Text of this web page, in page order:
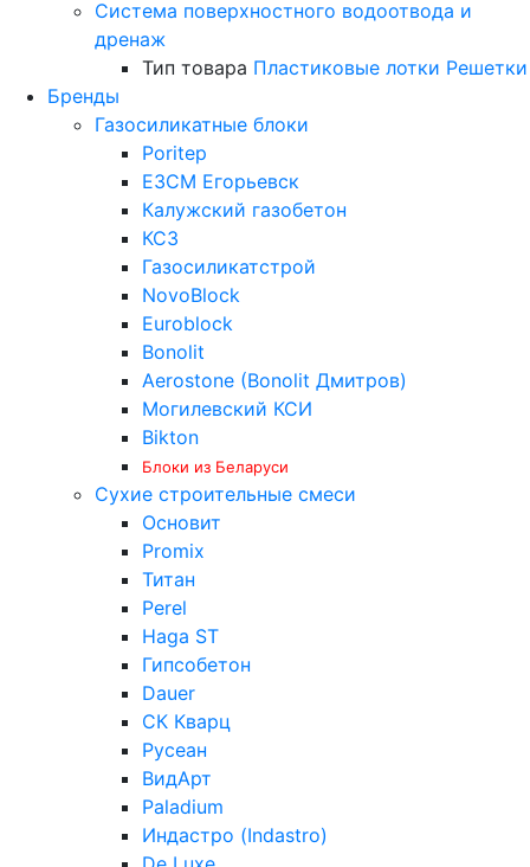
Система поверхностного водоотвода и
дренаж
Тип товара Пластиковые лотки Решетки
Бренды
Газосиликатные блоки
Poritep
ЕЗСМ Егорьевск
Калужский газобетон
КСЗ
Газосиликатстрой
NovoBlock
Euroblock
Bonolit
Aerostone (Bonolit Дмитров)
Могилевский КСИ
Bikton
Блоки из Беларуси
Сухие строительные смеси
Основит
Promix
Титан
Perel
Haga ST
Гипсобетон
Dauer
СК Кварц
Русеан
ВидАрт
Paladium
Индастро (Indastro)